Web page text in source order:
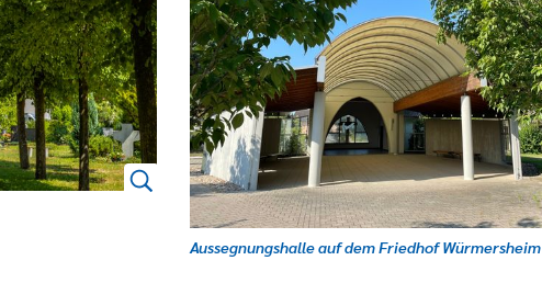
Aussegnungshalle auf dem Friedhof Würmersheim